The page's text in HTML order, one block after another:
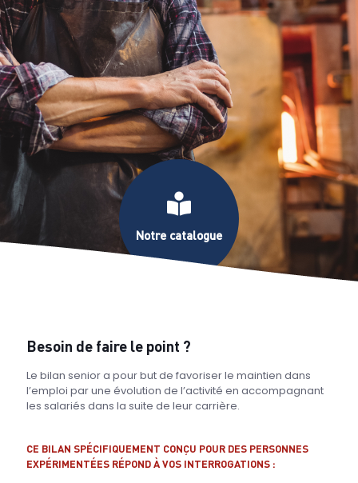
Notre catalogue
Besoin de faire le point ?
Le bilan senior a pour but de favoriser le maintien dans
l’emploi par une évolution de l’activité en accompagnant
les salariés dans la suite de leur carrière.
CE BILAN SPÉCIFIQUEMENT CONÇU POUR DES PERSONNES
EXPÉRIMENTÉES RÉPOND À VOS INTERROGATIONS :